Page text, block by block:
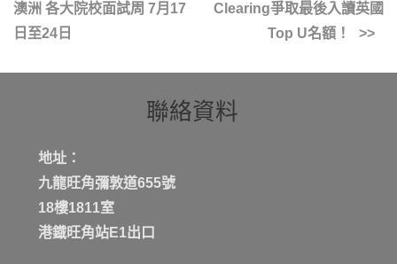
澳洲 各大院校面試周 7月17
日至24日
Clearing爭取最後入讀英國
Top U名額！
聯絡資料
地址：
九龍旺角彌敦道655號
18樓1811室
港鐡旺角站E1出口